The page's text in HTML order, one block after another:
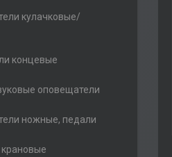
кулачковые/
концевые
оповещатели
ножные, педали